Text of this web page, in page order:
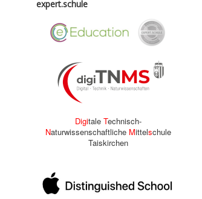
expert.schule
Digitale Technisch-
Naturwissenschaftliche Mittelschule
Taiskirchen